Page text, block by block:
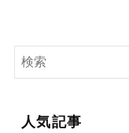
人気記事